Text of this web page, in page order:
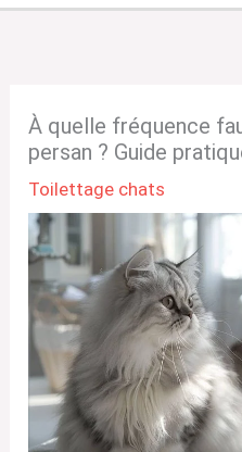
À quelle fréquence
persan ? Guide
Toilettage chats